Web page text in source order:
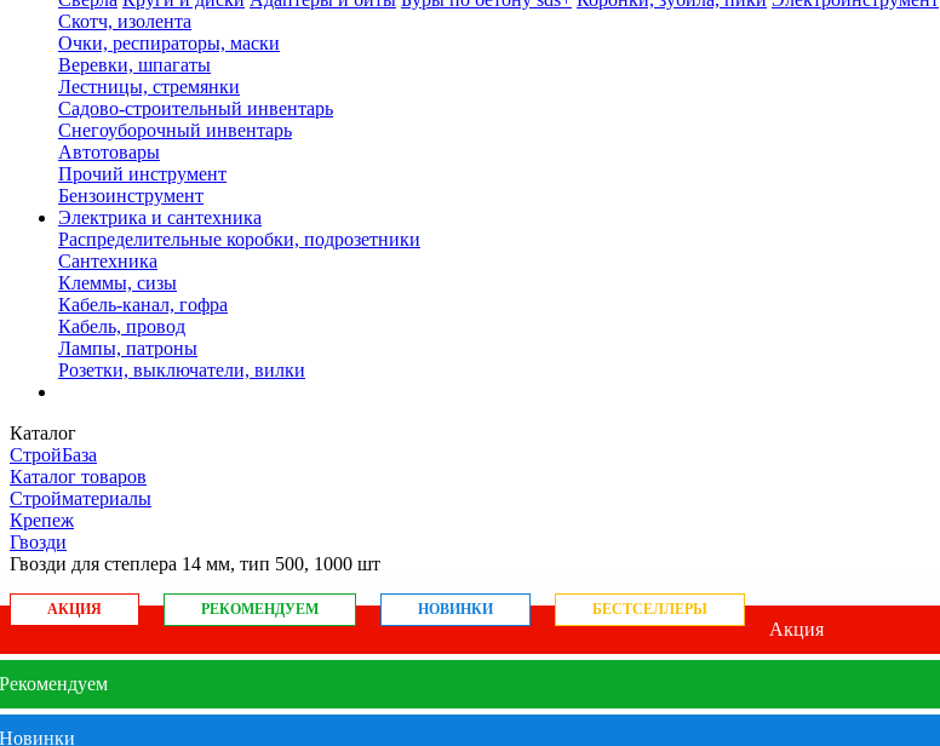
Скотч, изолента
Очки, респираторы, маски
Веревки, шпагаты
Лестницы, стремянки
Садово-строительный инвентарь
Снегоуборочный инвентарь
Автотовары
Прочий инструмент
Бензоинструмент
Электрика и сантехника
Распределительные коробки, подрозетники
Сантехника
Клеммы, сизы
Кабель-канал, гофра
Кабель, провод
Лампы, патроны
Розетки, выключатели, вилки
Каталог
СтройБаза
Каталог товаров
Стройматериалы
Крепеж
Гвозди
Гвозди для степлера 14 мм, тип 500, 1000 шт
АКЦИЯ РЕКОМЕНДУЕМ НОВИНКИ БЕСТСЕЛЛЕРЫ
Акция
Рекомендуем
Новинки